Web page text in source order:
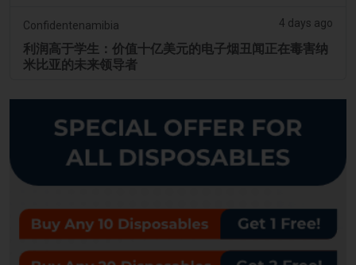
Confidentenamibia 4 days ago
利润高于学生：价值十亿美元的电子烟丑闻正在毒害纳
米比亚的未来领导者